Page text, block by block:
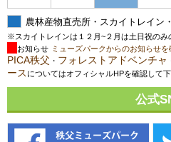
農林産物直売所・スカイトレイン
※スカイトレインは１２月~２月は土日祝のみ
お知らせ ミューズパークからのお知らせを
PICA秩父 ・ フォレストアドベンチャ
ース についてはオフィシャルHPを確認して下
公式